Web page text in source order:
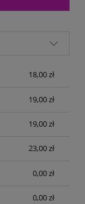
18,00 zł
19,00 zł
19,00 zł
23,00 zł
0,00 zł
0,00 zł